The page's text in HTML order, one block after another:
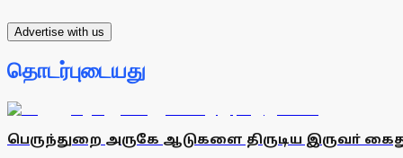
Advertise with us
தொடர்புடையது
பெருந்துறை அருகே ஆடுகளை திருடிய இருவா்